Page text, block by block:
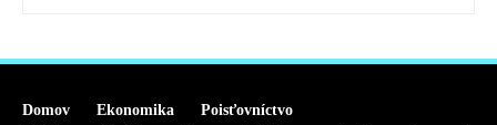
Domov Ekonomika
Poisťovníctvo